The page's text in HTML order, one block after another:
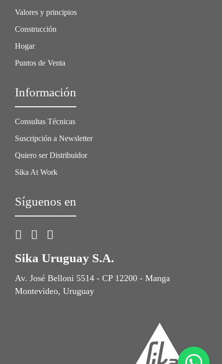
Valores y principios
Construcción
Hogar
Puntos de Venta
Información
Consultas Técnicas
Suscripción a Newsletter
Quiero ser Distribuidor
Sika At Work
Síguenos en
Sika Uruguay S.A.
Av. José Belloni 5514 - CP 12200 - Manga
Montevideo, Uruguay